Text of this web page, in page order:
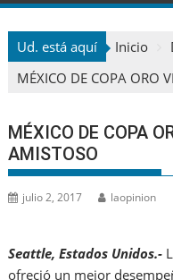
Ud. está aquí Inicio
MÉXICO DE COPA ORO
MÉXICO DE COPA
AMISTOSO
julio 2, 2017 laopinion
Seattle, Estados Unidos.-
ofreció un mejor